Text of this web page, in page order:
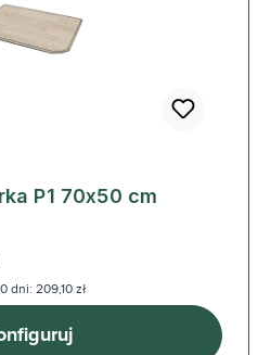
P1 70x50 cm
dni: 209,10 zł